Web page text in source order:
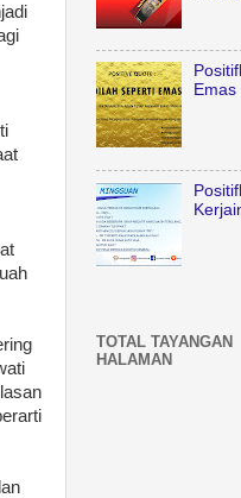
Emas
TOTAL TAYANGAN
HALAMAN